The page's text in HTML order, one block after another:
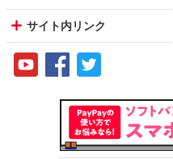
サイト内リンク